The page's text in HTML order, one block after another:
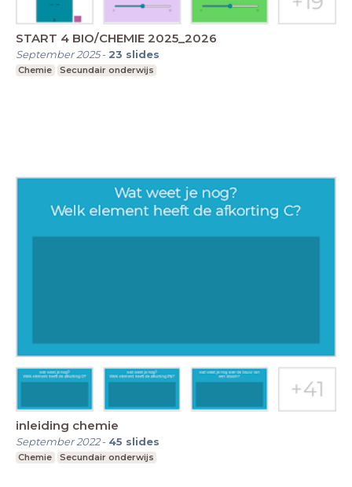
START 4 BIO/CHEMIE 2025_2026
September 2025- 23 slides
Chemie Secundair onderwijs
inleiding chemie
September 2022- 45 slides
Chemie Secundair onderwijs